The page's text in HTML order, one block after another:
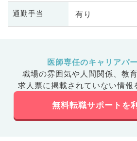
通勤手当 有り
医師専任のキャリアパ
職場の雰囲気や人間関係、 教
求人票に掲載されていない情報
無料転職サポートを